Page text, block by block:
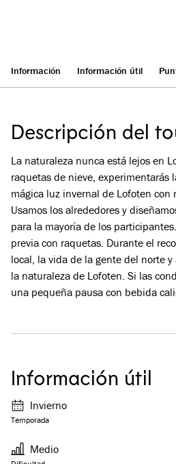
Información Información útil
Descripción del
La naturaleza nunca está lejos en
raquetas de nieve, experimentarás
mágica luz invernal de Lofoten con
Usamos los alrededores y
para la mayoría de los
previa con raquetas. Durante el
local, la vida de la gente del norte
la naturaleza de Lofoten. Si las
una pequeña pausa con bebida
Información útil
Temporada
Invierno
Medio